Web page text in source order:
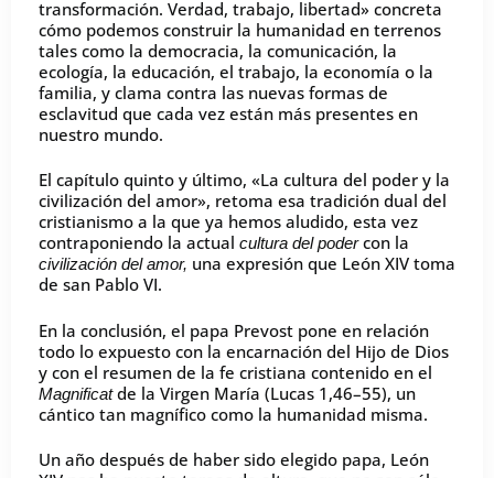
transformación. Verdad, trabajo, libertad» concreta
cómo podemos construir la humanidad en terrenos
tales como la democracia, la comunicación, la
ecología, la educación, el trabajo, la economía o la
familia, y clama contra las nuevas formas de
esclavitud que cada vez están más presentes en
nuestro mundo.
El capítulo quinto y último, «La cultura del poder y la
civilización del amor», retoma esa tradición dual del
cristianismo a la que ya hemos aludido, esta vez
contraponiendo la actual cultura del podercon la
civilización del amor, una expresión que León XIV toma
de san Pablo VI.
En la conclusión, el papa Prevost pone en relación
todo lo expuesto con la encarnación del Hijo de Dios
y con el resumen de la fe cristiana contenido en el
Magnificatde la Virgen María (Lucas 1,46–55), un
cántico tan magnífico como la humanidad misma.
Un año después de haber sido elegido papa, León